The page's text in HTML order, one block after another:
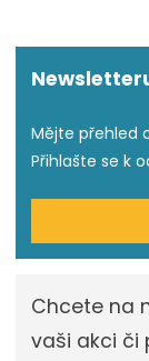
Mějte přehled
Přihlašte se k
Chcete na
vaši akci či